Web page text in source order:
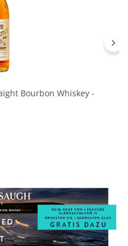
Bourbon Whiskey -
4 von 5 Sternen